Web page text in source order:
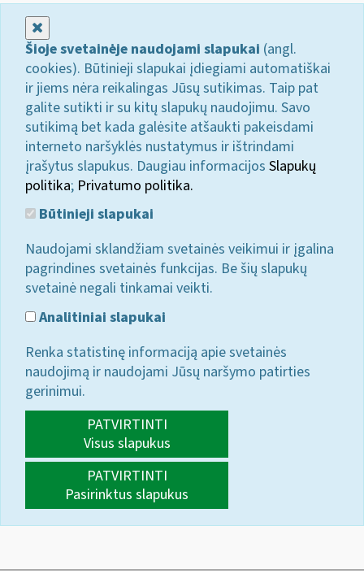
Šioje svetainėje naudojami slapukai (angl.
cookies). Būtinieji slapukai įdiegiami automatiškai
ir jiems nėra reikalingas Jūsų sutikimas. Taip pat
galite sutikti ir su kitų slapukų naudojimu. Savo
sutikimą bet kada galėsite atšaukti pakeisdami
interneto naršyklės nustatymus ir ištrindami
įrašytus slapukus. Daugiau informacijos Slapukų
politika; Privatumo politika.
Būtinieji slapukai
Naudojami sklandžiam svetainės veikimui ir įgalina
pagrindines svetainės funkcijas. Be šių slapukų
svetainė negali tinkamai veikti.
Analitiniai slapukai
Renka statistinę informaciją apie svetainės
naudojimą ir naudojami Jūsų naršymo patirties
gerinimui.
PATVIRTINTI
Visus slapukus
PATVIRTINTI
Pasirinktus slapukus